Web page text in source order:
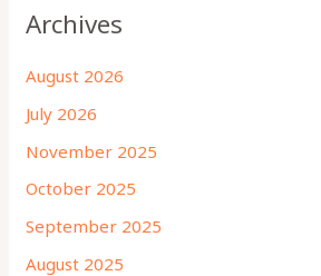
Archives
August 2026
July 2026
November 2025
October 2025
September 2025
August 2025